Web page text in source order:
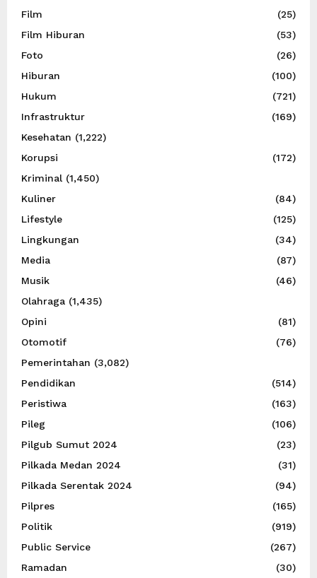
Film
(25)
Film Hiburan
(53)
Foto
(26)
Hiburan
(100)
Hukum
(721)
Infrastruktur
(169)
Kesehatan (1,222)
Korupsi
(172)
Kriminal (1,450)
Kuliner
(84)
Lifestyle
(125)
Lingkungan
(34)
Media
(87)
Musik
(46)
Olahraga (1,435)
Opini
(81)
Otomotif
(76)
Pemerintahan (3,082)
Pendidikan
(514)
Peristiwa
(163)
Pileg
(106)
Pilgub Sumut 2024
(23)
Pilkada Medan 2024
(31)
Pilkada Serentak 2024
(94)
Pilpres
(165)
Politik
(919)
Public Service
(267)
Ramadan
(30)